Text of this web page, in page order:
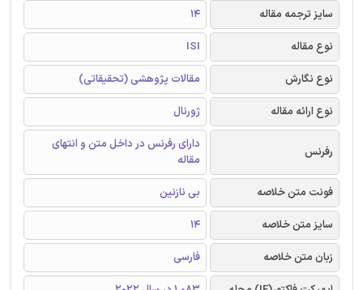
سایز ترجمه مقاله
14
نوع مقاله
ISI
نوع نگارش
مقالات پژوهشی (تحقیقاتی)
نوع ارائه مقاله
ژورنال
رفرنس
دارای رفرنس در داخل متن و انتهای
مقاله
فونت متن خلاصه
بی نازنین
سایز متن خلاصه
14
زبان متن خلاصه
فارسی